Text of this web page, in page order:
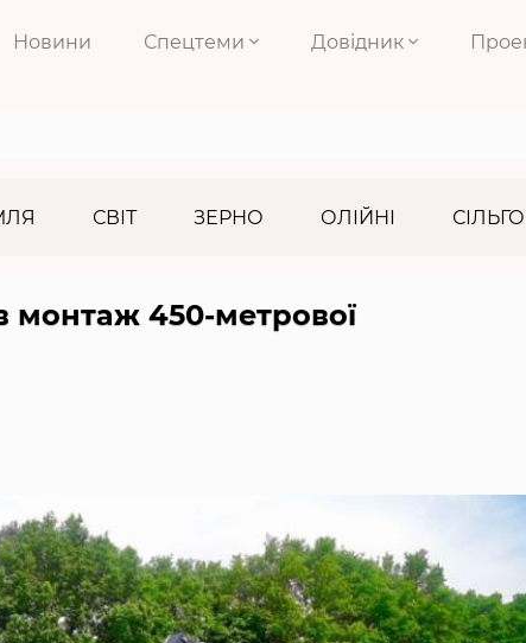
Новини Спецтеми Довідник
СВІТ ЗЕРНО ОЛІЙНІ
монтаж 450-метрової